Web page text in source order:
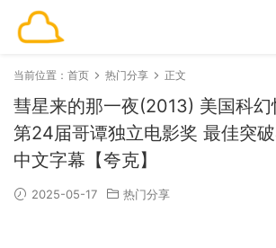
当前位置： 首页 热门分享 正文
彗星来的那一夜(2013) 美国科
第24届哥谭独立电影奖 最佳突
中文字幕【夸克】
2025-05-17 热门分享